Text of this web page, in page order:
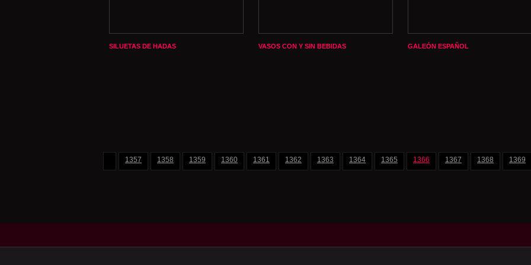
SILUETAS DE HADAS VASOS CON Y SIN BEBIDAS GALEÓN ESPAÑOL
1357 1358 1359 1360 1361 1362 1363 1364 1365 1366 1367 1368 1369